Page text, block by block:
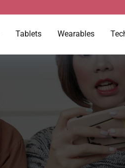
Tablets Wearables